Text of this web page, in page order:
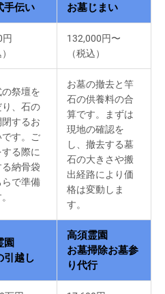
手伝い
お墓じまい
132,000円〜
（税込）
祭壇を
、石の
するお
す。ご
る際に
納骨袋
らで準備
お墓の撤去と竿
石の供養料の合
算です。まずは
現地の確認を
し、撤去する墓
石の大きさや搬
出経路により価
格は変動しま
す。
園
引越し
高須霊園
お墓掃除お墓参
り代行